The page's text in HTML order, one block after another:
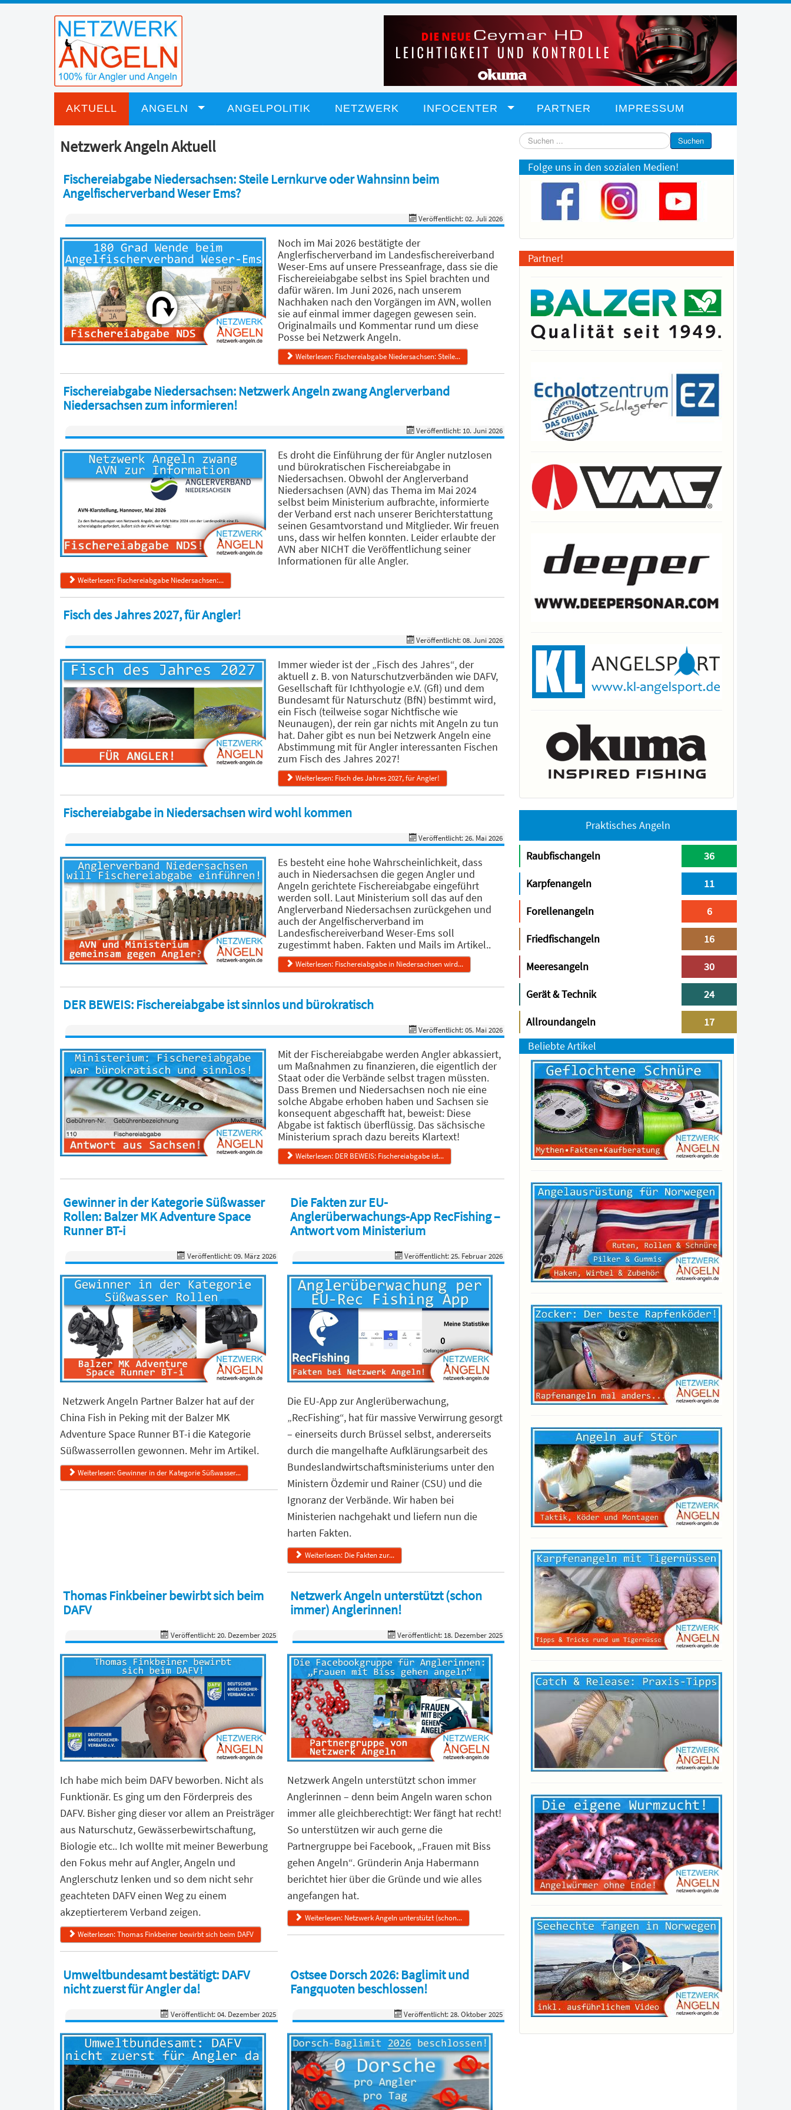
AKTUELL ANGELN ANGELPOLITIK NETZWERK INFOCENTER PARTNER IMPRESSUM
Netzwerk Angeln Aktuell
Fischereiabgabe Niedersachsen: Steile Lernkurve oder Wahnsinn beim
Angelfischerverband Weser Ems?
Veröffentlicht: 02. Juli 2026
Noch im Mai 2026 bestätigte der
Anglerfischerverband im Landesfischereiverband
Weser-Ems auf unsere Presseanfrage, dass sie die
Fischereieiabgabe selbst ins Spiel brachten und
dafür wären. Im Juni 2026, nach unserem
Nachhaken nach den Vorgängen im AVN, wollen
sie auf einmal immer dagegen gewesen sein.
Originalmails und Kommentar rund um diese
Posse bei Netzwerk Angeln.
Weiterlesen: Fischereiabgabe Niedersachsen: Steile...
Fischereiabgabe Niedersachsen: Netzwerk Angeln zwang Anglerverband
Niedersachsen zum informieren!
Veröffentlicht: 10. Juni 2026
Es droht die Einführung der für Angler nutzlosen
und bürokratischen Fischereiabgabe in
Niedersachsen. Obwohl der Anglerverband
Niedersachsen (AVN) das Thema im Mai 2024
selbst beim Ministerium aufbrachte, informierte
der Verband erst nach unserer Berichterstattung
seinen Gesamtvorstand und Mitglieder. Wir freuen
uns, dass wir helfen konnten. Leider erlaubte der
AVN aber NICHT die Veröffentlichung seiner
Informationen für alle Angler.
Weiterlesen: Fischereiabgabe Niedersachsen:...
Fisch des Jahres 2027, für Angler!
Veröffentlicht: 08. Juni 2026
Immer wieder ist der „Fisch des Jahres“, der
aktuell z. B. von Naturschutzverbänden wie DAFV,
Gesellschaft für Ichthyologie e.V. (GfI) und dem
Bundesamt für Naturschutz (BfN) bestimmt wird,
ein Fisch (teilweise sogar Nichtfische wie
Neunaugen), der rein gar nichts mit Angeln zu tun
hat. Daher gibt es nun bei Netzwerk Angeln eine
Abstimmung mit für Angler interessanten Fischen
zum Fisch des Jahres 2027!
Weiterlesen: Fisch des Jahres 2027, für Angler!
Fischereiabgabe in Niedersachsen wird wohl kommen
Veröffentlicht: 26. Mai 2026
Es besteht eine hohe Wahrscheinlichkeit, dass
auch in Niedersachsen die gegen Angler und
Angeln gerichtete Fischereiabgabe eingeführt
werden soll. Laut Ministerium soll das auf den
Anglerverband Niedersachsen zurückgehen und
auch der Angelfischerverband im
Landesfischereiverband Weser-Ems soll
zugestimmt haben. Fakten und Mails im Artikel..
Weiterlesen: Fischereiabgabe in Niedersachsen wird...
DER BEWEIS: Fischereiabgabe ist sinnlos und bürokratisch
Veröffentlicht: 05. Mai 2026
Mit der Fischereiabgabe werden Angler abkassiert,
um Maßnahmen zu finanzieren, die eigentlich der
Staat oder die Verbände selbst tragen müssten.
Dass Bremen und Niedersachsen noch nie eine
solche Abgabe erhoben haben und Sachsen sie
konsequent abgeschafft hat, beweist: Diese
Abgabe ist faktisch überflüssig. Das sächsische
Ministerium sprach dazu bereits Klartext!
Weiterlesen: DER BEWEIS: Fischereiabgabe ist...
Gewinner in der Kategorie Süßwasser
Rollen: Balzer MK Adventure Space
Runner BT-i
Veröffentlicht: 09. März 2026
Netzwerk Angeln Partner Balzer hat auf der
China Fish in Peking mit der Balzer MK
Adventure Space Runner BT-i die Kategorie
Süßwasserrollen gewonnen. Mehr im Artikel.
Weiterlesen: Gewinner in der Kategorie Süßwasser...
Die Fakten zur EU-
Anglerüberwachungs-App RecFishing –
Antwort vom Ministerium
Veröffentlicht: 25. Februar 2026
Die EU-App zur Anglerüberwachung,
„RecFishing“, hat für massive Verwirrung gesorgt
– einerseits durch Brüssel selbst, andererseits
durch die mangelhafte Aufklärungsarbeit des
Bundeslandwirtschaftsministeriums unter den
Ministern Özdemir und Rainer (CSU) und die
Ignoranz der Verbände. Wir haben bei
Ministerien nachgehakt und liefern nun die
harten Fakten.
Weiterlesen: Die Fakten zur...
Thomas Finkbeiner bewirbt sich beim
DAFV
Veröffentlicht: 20. Dezember 2025
Ich habe mich beim DAFV beworben. Nicht als
Funktionär. Es ging um den Förderpreis des
DAFV. Bisher ging dieser vor allem an Preisträger
aus Naturschutz, Gewässerbewirtschaftung,
Biologie etc.. Ich wollte mit meiner Bewerbung
den Fokus mehr auf Angler, Angeln und
Anglerschutz lenken und so dem nicht sehr
geachteten DAFV einen Weg zu einem
akzeptierterem Verband zeigen.
Weiterlesen: Thomas Finkbeiner bewirbt sich beim DAFV
Netzwerk Angeln unterstützt (schon
immer) Anglerinnen!
Veröffentlicht: 18. Dezember 2025
Netzwerk Angeln unterstützt schon immer
Anglerinnen – denn beim Angeln waren schon
immer alle gleichberechtigt: Wer fängt hat recht!
So unterstützen wir auch gerne die
Partnergruppe bei Facebook, „Frauen mit Biss
gehen Angeln“. Gründerin Anja Habermann
berichtet hier über die Gründe und wie alles
angefangen hat.
Weiterlesen: Netzwerk Angeln unterstützt (schon...
Umweltbundesamt bestätigt: DAFV
nicht zuerst für Angler da!
Veröffentlicht: 04. Dezember 2025
Ostsee Dorsch 2026: Baglimit und
Fangquoten beschlossen!
Veröffentlicht: 28. Oktober 2025
Suchen
...
Suchen
Folge uns in den sozialen Medien!
Partner!
Praktisches Angeln
Raubfischangeln 36
Karpfenangeln 11
Forellenangeln 6
Friedfischangeln 16
Meeresangeln 30
Gerät & Technik 24
Allroundangeln
17
Beliebte Artikel